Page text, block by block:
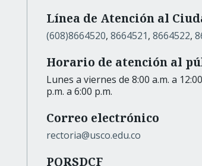
Línea de Atención al
(608)8664520, 8664521, 8664522,
Horario de atención al
Lunes a viernes de 8:00 a.m. a
p.m. a 6:00 p.m.
Correo electrónico
rectoria@usco.edu.co
PQRSDCF